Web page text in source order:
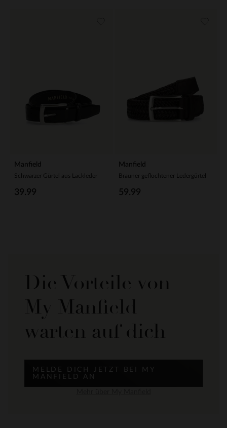
Manfield
Schwarzer Gürtel aus Lackleder
39.99
Manfield
Brauner geflochtener Ledergürtel
59.99
Die Vorteile von
My Manfield
warten auf dich
MELDE DICH JETZT BEI MY
MANFIELD AN